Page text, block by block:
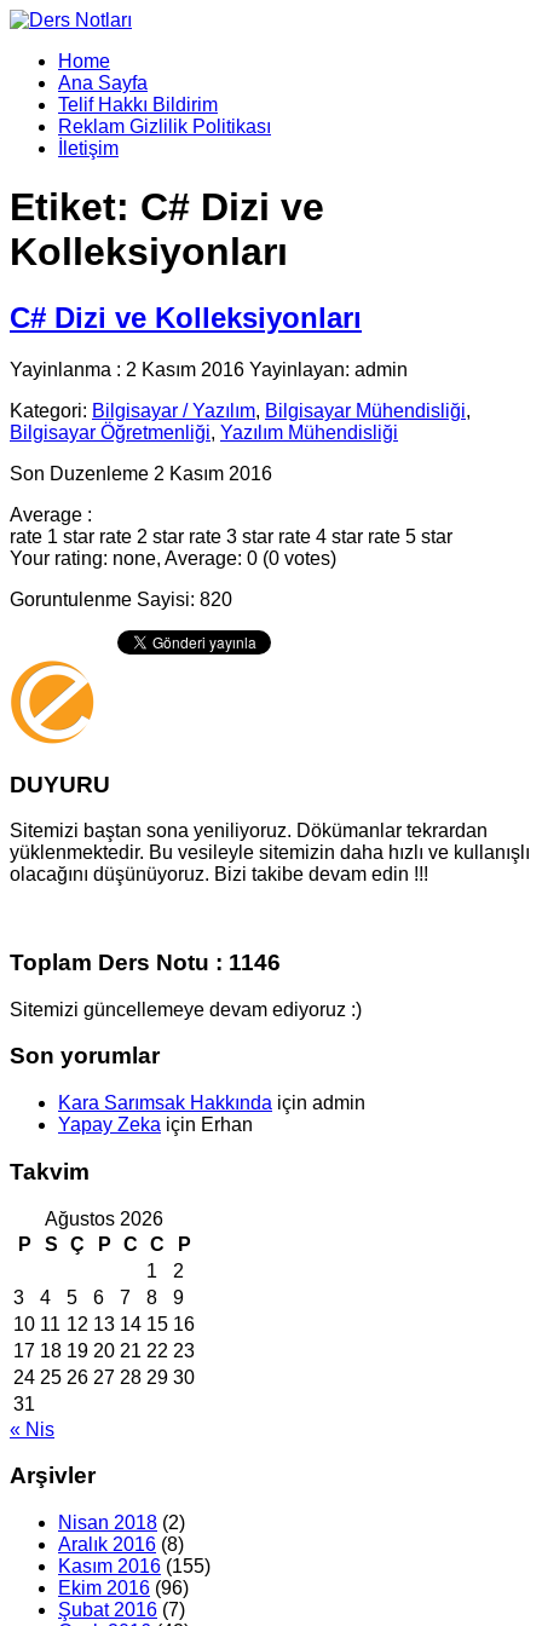
Home
Ana Sayfa
Telif Hakkı Bildirim
Reklam Gizlilik Politikası
İletişim
Etiket: C# Dizi ve
Kolleksiyonları
C# Dizi ve Kolleksiyonları
Yayinlanma : 2 Kasım 2016 Yayinlayan: admin
Kategori: Bilgisayar / Yazılım, Bilgisayar Mühendisliği,
Bilgisayar Öğretmenliği, Yazılım Mühendisliği
Son Duzenleme 2 Kasım 2016
Average :
rate 1 star rate 2 star rate 3 star rate 4 star rate 5 star
Your rating: none, Average: 0 (0 votes)
Goruntulenme Sayisi: 820
DUYURU
Sitemizi baştan sona yeniliyoruz. Dökümanlar tekrardan
yüklenmektedir. Bu vesileyle sitemizin daha hızlı ve kullanışlı
olacağını düşünüyoruz. Bizi takibe devam edin !!!
Toplam Ders Notu : 1146
Sitemizi güncellemeye devam ediyoruz :)
Son yorumlar
Kara Sarımsak Hakkında için admin
Yapay Zeka için Erhan
Takvim
Ağustos 2026
P
S Ç P C C
P
1
2
3
4 5 6 7 8
9
10 11 12 13 14 15 16
17 18 19 20 21 22 23
24 25 26 27 28 29 30
31
« Nis
Arşivler
Nisan 2018 (2)
Aralık 2016 (8)
Kasım 2016 (155)
Ekim 2016 (96)
Şubat 2016 (7)